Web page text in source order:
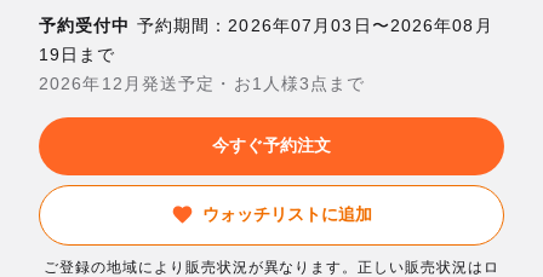
予約受付中 予約期間：2026年07月03日〜2026年08月
19日まで
2026年12月発送予定・お1人様3点まで
今すぐ予約注文
ウォッチリストに追加
ご登録の地域により販売状況が異なります。正しい販売状況はロ